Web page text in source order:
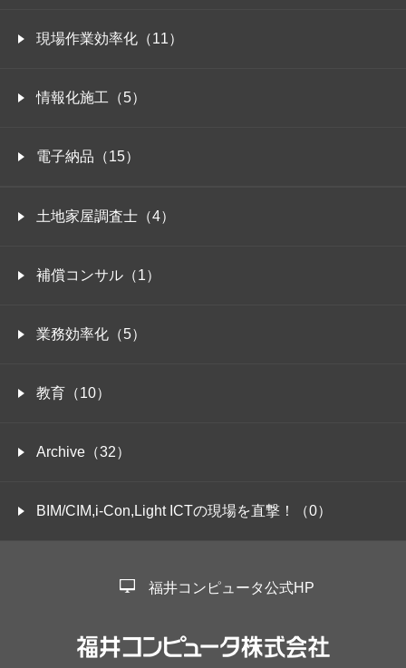
現場作業効率化（11）
情報化施工（5）
電子納品（15）
土地家屋調査士（4）
補償コンサル（1）
業務効率化（5）
教育（10）
Archive（32）
BIM/CIM,i-Con,Light ICTの現場を直撃！（0）
福井コンピュータ公式HP